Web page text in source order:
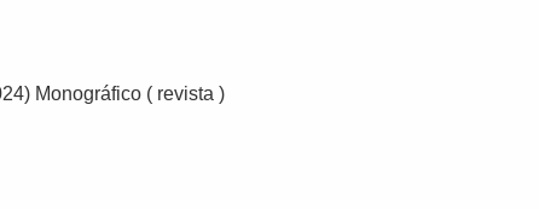
Monográfico ( revista )